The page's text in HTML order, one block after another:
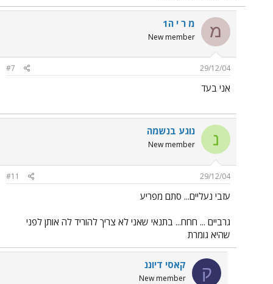
מ מ ר י ה1
New member
29/12/04
#7
אני בעד
נ נוגע בנשמה
New member
29/12/04
#11
עזבי נעליים... סתם מפריע
גרביים ... חחח... בתנאי שאני לא צריך להוריד לה אותן לפני
שהיא גומרת
ק קאסי דיוננ
New member